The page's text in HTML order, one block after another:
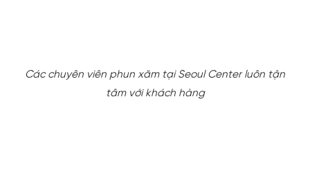
Các chuyên viên phun xăm tại Seoul Center luôn tận
tâm với khách hàng